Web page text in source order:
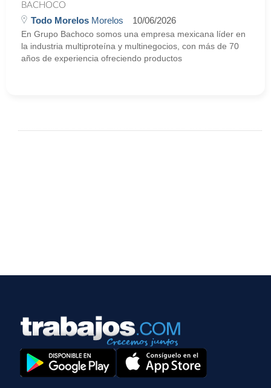
BACHOCO
Todo Morelos Morelos 10/06/2026
En Grupo Bachoco somos una empresa mexicana líder en
la industria multiproteína y multinegocios, con más de 70
años de experiencia ofreciendo productos